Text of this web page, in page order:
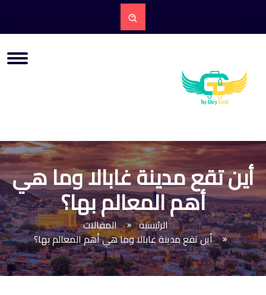
أين تقع مدينة غابالا وما هي
أهم المعالم بها؟
الرئيسية
المقالات
أين تقع مدينة غابالا وما هي أهم المعالم بها؟